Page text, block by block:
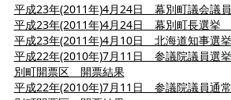
平成23年(2011年)4月24日 幕別町議会議
平成23年(2011年)4月24日 幕別町長選挙
平成23年(2011年)4月10日 北海道知事選
平成22年(2010年)7月11日 参議院議員選
別町開票区 開票結果
平成22年(2010年)7月11日 参議院議員